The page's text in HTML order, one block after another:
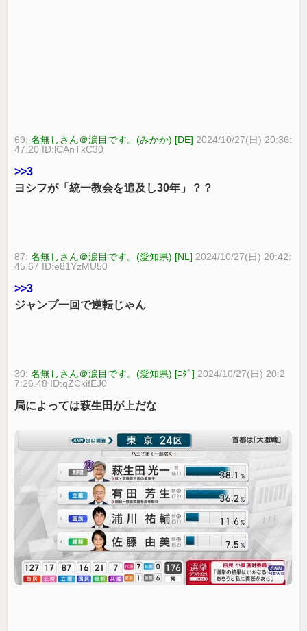
69:名無しさん＠涙目です。(みかか) [DE] 2024/10/27(日) 20:36:
47.20 ID:lCAnTkC30
>>3
ヨシフが「統一教会を追及し30年」？？
87:名無しさん＠涙目です。(愛知県) [NL] 2024/10/27(日) 20:42:
45.67 ID:e81YzMU50
>>3
ジャンプ一回で逆転じゃん
30:名無しさん＠涙目です。(愛知県) [ﾆﾀﾞ] 2024/10/27(日) 20:2
7:26.48 ID:qZCkifEJ0
局によっては萩生田が上だな